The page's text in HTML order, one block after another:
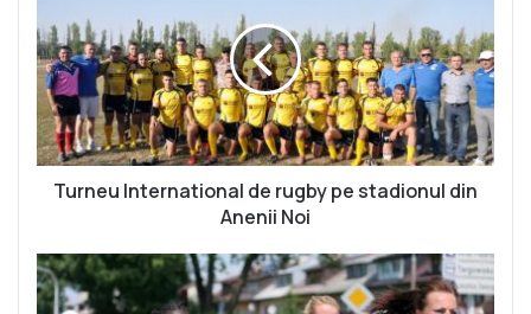
n
e
u
I
n
t
a
t
Turneu International de rugby pe stadionul din
Anenii Noi
U
n